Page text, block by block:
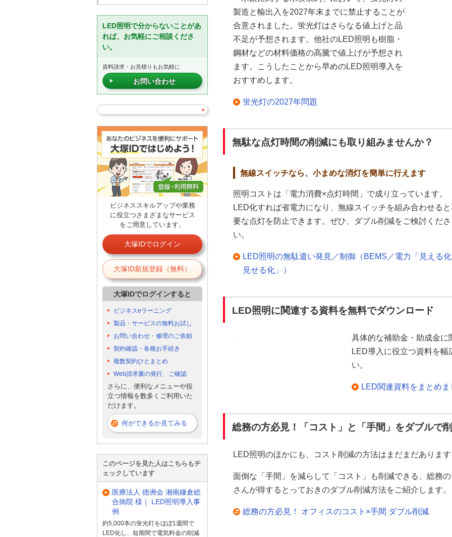
製造と輸出入を2027年末までに禁止することが
合意されました。蛍光灯はさらなる値上げと品
不足が予想されます。他社のLED照明も樹脂・
鋼材などの材料価格の高騰で値上げが予想され
ます。こうしたことから早めのLED照明導入を
おすすめします。
蛍光灯の2027年問題
無駄な点灯時間の削減にも取り組みませんか？
無線スイッチなら、小まめな消灯を簡単に行えます
照明コストは「電力消費×点灯時間」で成り立っています。
LED化すれば省電力になり、無線スイッチを組み合わせると
要な点灯を防止できます。ぜひ、ダブル削減をご検討くださ
い。
LED照明の無駄遣い発見／制御（BEMS／電力「見える化
見せる化」）
LED照明に関連する資料を無料でダウンロード
具体的な補助金・助成金
LED導入に役立つ資料を
い。
LED関連資料をまとめま
総務の方必見！「コスト」と「手間」をダブルで
LED照明のほかにも、コスト削減の方法はまだまだあります
面倒な「手間」を減らして「コスト」も削減できる、総務の
さんが得するとっておきのダブル削減方法をご紹介します。
総務の方必見！ オフィスのコスト×手間 ダブル削減
LED照明で分からないことがあ
れば、お気軽にご相談くださ
い。
資料請求・お見積りもお気軽に
お問い合わせ
ビジネススキルアップや業務
に役立つさまざまなサービス
をご用意しています。
大塚IDでログイン
大塚ID新規登録（無料）
大塚IDでログインすると
ビジネスeラーニング
製品・サービスの無料お試し
お問い合わせ・修理のご依頼
契約確認・各種お手続き
複数契約ひとまとめ
Web請求書の発行、ご確認
さらに、便利なメニューや役
立つ情報を数多くご利用いた
だけます。
何ができるか見てみる
このページを見た人はこちらもチ
ェックしています
医療法人 徳洲会 湘南鎌倉総
合病院 様｜ LED照明導入事
例
約5,000本の蛍光灯をほぼ1週間で
LED化し、短期間で電気料金の削減